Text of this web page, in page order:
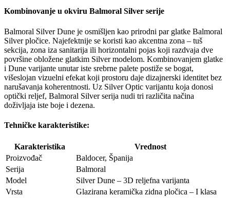
Kombinovanje u okviru Balmoral Silver serije
Balmoral Silver Dune je osmišljen kao prirodni par glatke Balmoral
Silver pločice. Najefektnije se koristi kao akcentna zona – tuš
sekcija, zona iza sanitarija ili horizontalni pojas koji razdvaja dve
površine obložene glatkim Silver modelom. Kombinovanjem glatke
i Dune varijante unutar iste srebrne palete postiže se bogat,
višeslojan vizuelni efekat koji prostoru daje dizajnerski identitet bez
narušavanja koherentnosti. Uz Silver Optic varijantu koja donosi
optički reljef, Balmoral Silver serija nudi tri različita načina
doživljaja iste boje i dezena.
Tehničke karakteristike:
Karakteristika
Vrednost
Proizvođač
Baldocer, Španija
Serija
Balmoral
Model
Silver Dune – 3D reljefna varijanta
Vrsta
Glazirana keramička zidna pločica – I klasa